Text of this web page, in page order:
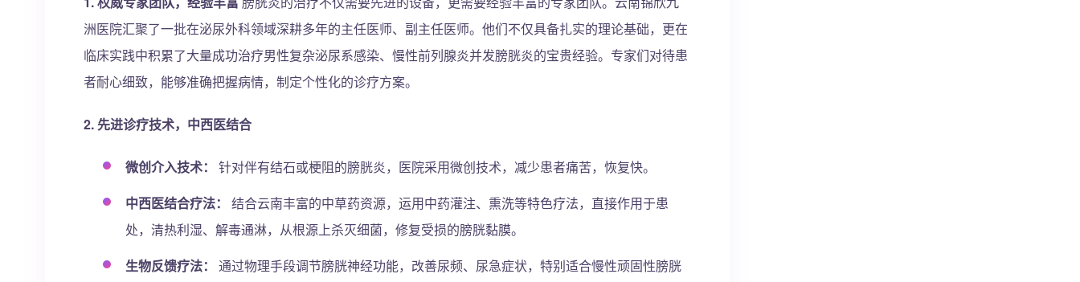
洲医院汇聚了一批在泌尿外科领域深耕多年的主任医师、副主任医师。他们不仅具备扎实的理论基础，更在
临床实践中积累了大量成功治疗男性复杂泌尿系感染、慢性前列腺炎并发膀胱炎的宝贵经验。专家们对待患
者耐心细致，能够准确把握病情，制定个性化的诊疗方案。
2. 先进诊疗技术，中西医结合
微创介入技术：
针对伴有结石或梗阻的膀胱炎，医院采用微创技术，减少患者痛苦，恢复快。
中西医结合疗法：
结合云南丰富的中草药资源，运用中药灌注、熏洗等特色疗法，直接作用于患
处，清热利湿、解毒通淋，从根源上杀灭细菌，修复受损的膀胱黏膜。
生物反馈疗法：
通过物理手段调节膀胱神经功能，改善尿频、尿急症状，特别适合慢性顽固性膀胱